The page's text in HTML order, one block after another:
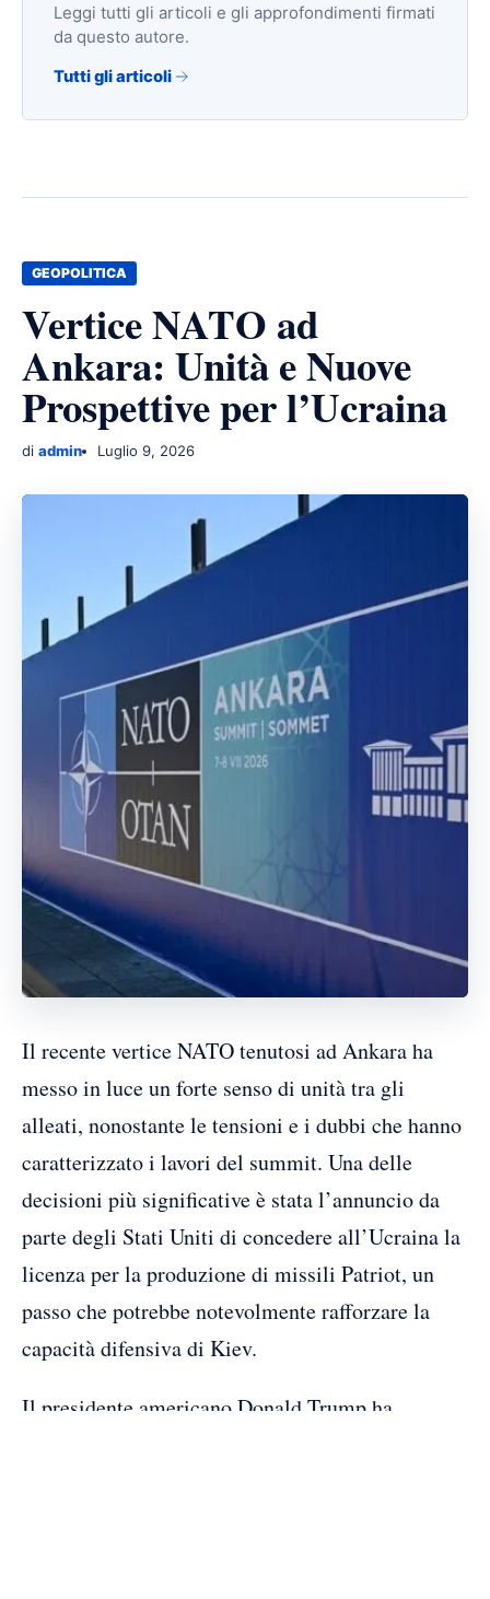
Leggi tutti gli articoli e gli approfondimenti firmati
da questo autore.
Tutti gli articoli
GEOPOLITICA
Vertice NATO ad
Ankara: Unità e Nuove
Prospettive per l’Ucraina
di admin Luglio 9, 2026
Il recente vertice NATO tenutosi ad Ankara ha
messo in luce un forte senso di unità tra gli
alleati, nonostante le tensioni e i dubbi che hanno
caratterizzato i lavori del summit. Una delle
decisioni più significative è stata l’annuncio da
parte degli Stati Uniti di concedere all’Ucraina la
licenza per la produzione di missili Patriot, un
passo che potrebbe notevolmente rafforzare la
capacità difensiva di Kiev.
Il presidente americano Donald Trump ha